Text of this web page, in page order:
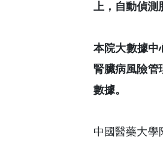
上，自動偵測
本院大數據中
腎臟病風險管
數據。
中國醫藥大學